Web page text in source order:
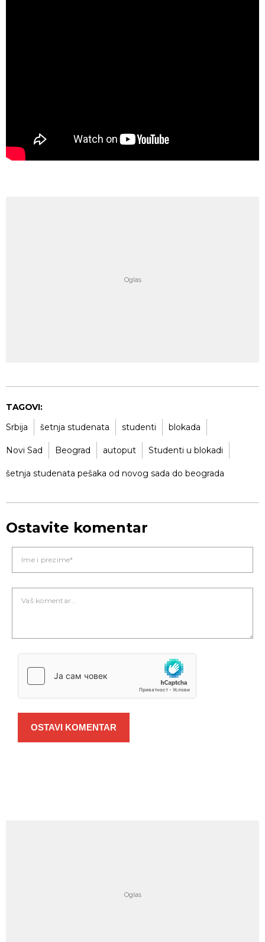
TAGOVI:
Srbija
šetnja studenata studenti blokada
Novi Sad Beograd autoput Studenti u blokadi
šetnja studenata pešaka od novog sada do beograda
Ostavite komentar
OSTAVI KOMENTAR